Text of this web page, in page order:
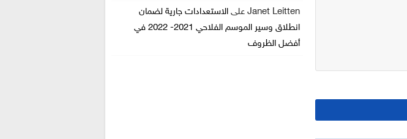
Janet Leittenعلى الاستعدادات جارية لضمان
انطلاق وسير الموسم الفلاحي 2021- 2022 في
أفضل الظروف